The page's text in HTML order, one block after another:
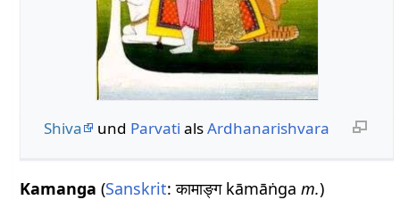
Shiva und Parvati alsArdhanarishvara
Kamanga (Sanskrit: कामाङ्ग kāmāṅgam.)